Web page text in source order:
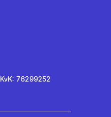
KvK: 76299252